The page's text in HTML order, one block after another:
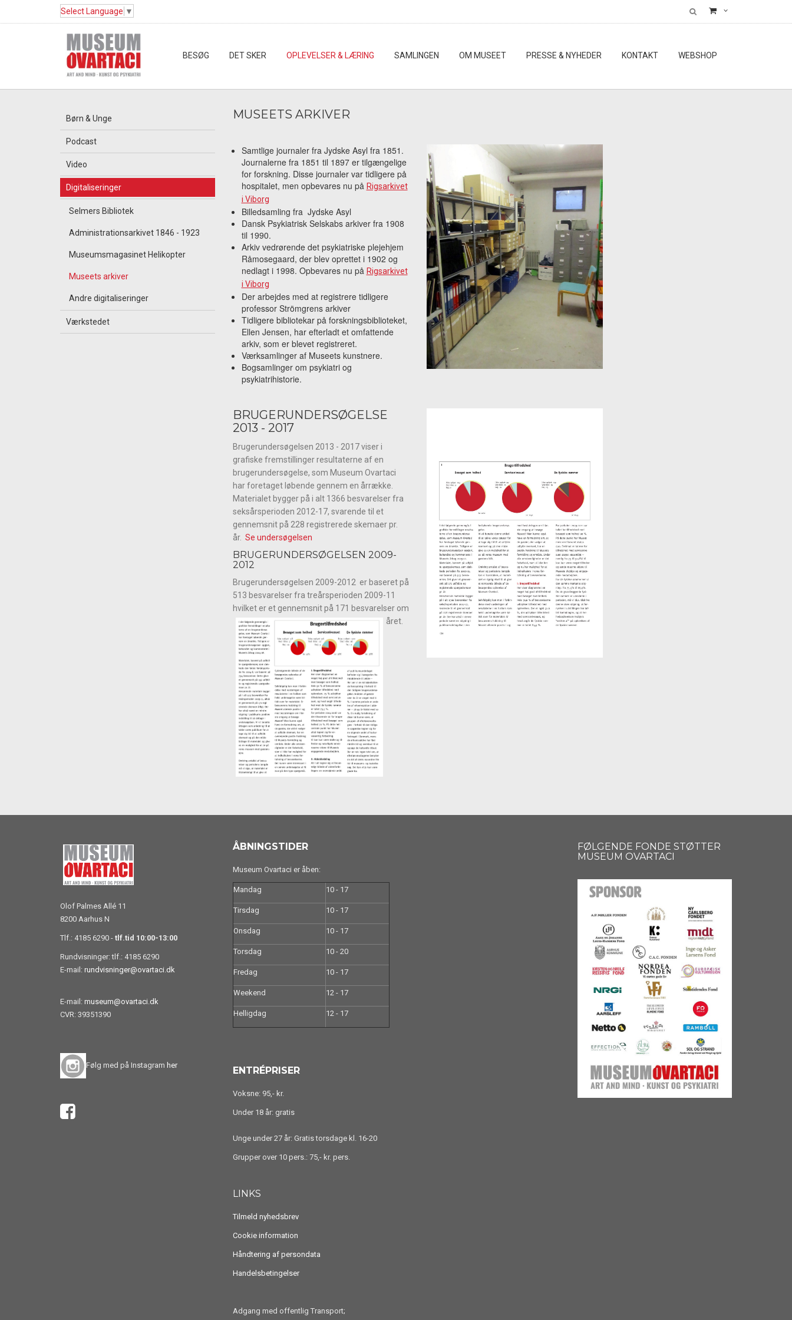
Select Language ▼
BESØG DET SKER OPLEVELSER & LÆRING SAMLINGEN OM MUSEET PRESSE & NYHEDER KONTAKT WEBSHOP
Børn & Unge
Podcast
Video
Digitaliseringer
Selmers Bibliotek
Administrationsarkivet 1846 - 1923
Museumsmagasinet Helikopter
Museets arkiver
Andre digitaliseringer
Værkstedet
MUSEETS ARKIVER
Samtlige journaler fra Jydske Asyl fra 1851.
Journalerne fra 1851 til 1897 er tilgængelige
for forskning. Disse journaler var tidligere på
hospitalet, men opbevares nu på Rigsarkivet
i Viborg
Billedsamling fra Jydske Asyl
Dansk Psykiatrisk Selskabs arkiver fra 1908
til 1990.
Arkiv vedrørende det psykiatriske plejehjem
Råmosegaard, der blev oprettet i 1902 og
nedlagt i 1998. Opbevares nu på Rigsarkivet
i Viborg
Der arbejdes med at registrere tidligere
professor Strömgrens arkiver
Tidligere bibliotekar på forskningsbiblioteket,
Ellen Jensen, har efterladt et omfattende
arkiv, som er blevet registreret.
Værksamlinger af Museets kunstnere.
Bogsamlinger om psykiatri og
psykiatrihistorie.
BRUGERUNDERSØGELSE
2013 - 2017
Brugerundersøgelsen 2013 - 2017 viser i
grafiske fremstillinger resultaterne af en
brugerundersøgelse, som Museum Ovartaci
har foretaget løbende gennem en årrække.
Materialet bygger på i alt 1366 besvarelser fra
seksårsperioden 2012-17, svarende til et
gennemsnit på 228 registrerede skemaer pr.
år. Se undersøgelsen
BRUGERUNDERSØGELSEN 2009-
2012
Brugerundersøgelsen 2009-2012 er baseret på
513 besvarelser fra treårsperioden 2009-11
hvilket er et gennemsnit på 171 besvarelser om
året.
Olof Palmes Allé 11
8200 Aarhus N
Tlf.: 4185 6290 - tlf.tid 10:00-13:00
Rundvisninger: tlf.: 4185 6290
E-mail: rundvisninger@ovartaci.dk
E-mail: museum@ovartaci.dk
CVR: 39351390
Følg med på Instagram her
ÅBNINGSTIDER
Museum Ovartaci er åben:
Mandag 10 - 17
Tirsdag 10 - 17
Onsdag 10 - 17
Torsdag 10 - 20
Fredag 10 - 17
Weekend 12 - 17
Helligdag 12 - 17
ENTRÉPRISER
Voksne: 95,- kr.
Under 18 år: gratis
Unge under 27 år: Gratis torsdage kl. 16-20
Grupper over 10 pers.: 75,- kr. pers.
LINKS
Tilmeld nyhedsbrev
Cookie information
Håndtering af persondata
Handelsbetingelser
Adgang med offentlig Transport;
FØLGENDE FONDE STØTTER
MUSEUM OVARTACI